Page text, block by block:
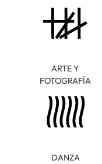
ARTE Y
FOTOGRAFÍA
DANZA